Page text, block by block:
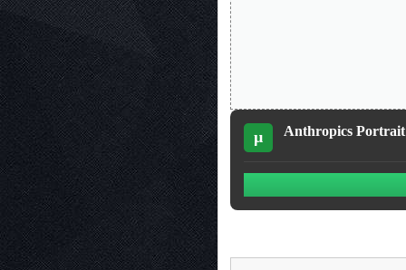
µ Anthropics